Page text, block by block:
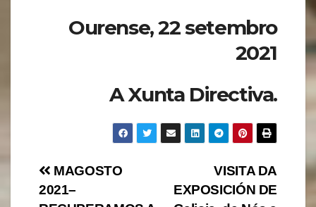
Ourense, 22 setembro
2021
A Xunta Directiva.
Navegación
VISITA DA
EXPOSICIÓN DE
MAGOSTO
2021–